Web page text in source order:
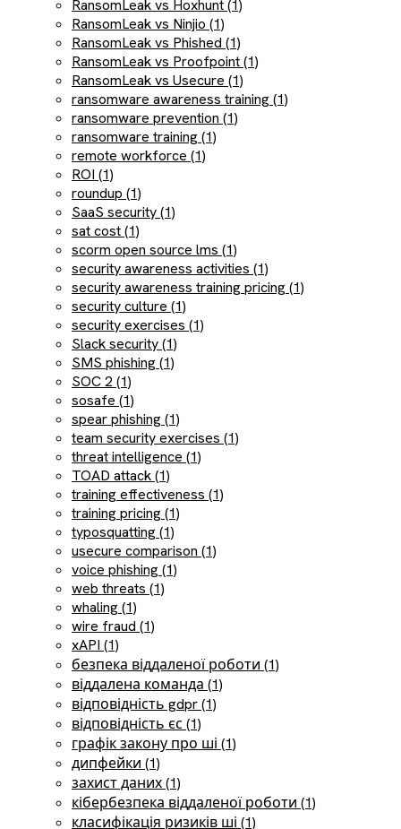
RansomLeak vs Hoxhunt (1)
RansomLeak vs Ninjio (1)
RansomLeak vs Phished (1)
RansomLeak vs Proofpoint (1)
RansomLeak vs Usecure (1)
ransomware awareness training (1)
ransomware prevention (1)
ransomware training (1)
remote workforce (1)
ROI (1)
roundup (1)
SaaS security (1)
sat cost (1)
scorm open source lms (1)
security awareness activities (1)
security awareness training pricing (1)
security culture (1)
security exercises (1)
Slack security (1)
SMS phishing (1)
SOC 2 (1)
sosafe (1)
spear phishing (1)
team security exercises (1)
threat intelligence (1)
TOAD attack (1)
training effectiveness (1)
training pricing (1)
typosquatting (1)
usecure comparison (1)
voice phishing (1)
web threats (1)
whaling (1)
wire fraud (1)
xAPI (1)
безпека віддаленої роботи (1)
віддалена команда (1)
відповідність gdpr (1)
відповідність єс (1)
графік закону про ші (1)
дипфейки (1)
захист даних (1)
кібербезпека віддаленої роботи (1)
класифікація ризиків ші (1)